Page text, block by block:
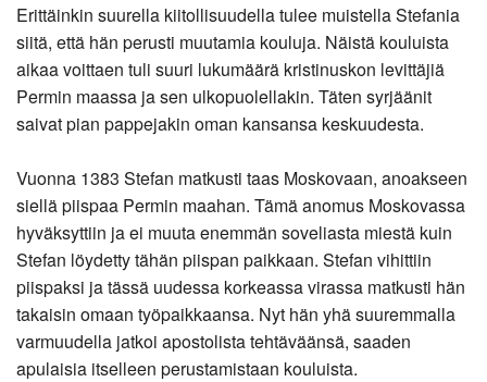
Erittäinkin suurella kiitollisuudella tulee muistella Stefania
siitä, että hän perusti muutamia kouluja. Näistä kouluista
aikaa voittaen tuli suuri lukumäärä kristinuskon levittäjiä
Permin maassa ja sen ulkopuolellakin. Täten syrjäänit
saivat pian pappejakin oman kansansa keskuudesta.
Vuonna 1383 Stefan matkusti taas Moskovaan, anoakseen
siellä piispaa Permin maahan. Tämä anomus Moskovassa
hyväksyttiin ja ei muuta enemmän soveliasta miestä kuin
Stefan löydetty tähän piispan paikkaan. Stefan vihittiin
piispaksi ja tässä uudessa korkeassa virassa matkusti hän
takaisin omaan työpaikkaansa. Nyt hän yhä suuremmalla
varmuudella jatkoi apostolista tehtäväänsä, saaden
apulaisia itselleen perustamistaan kouluista.